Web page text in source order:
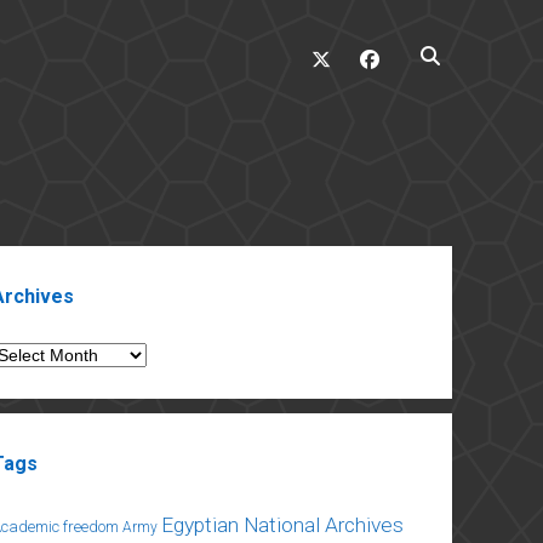
twitter facebook
freedom Army Egyptian National Archives